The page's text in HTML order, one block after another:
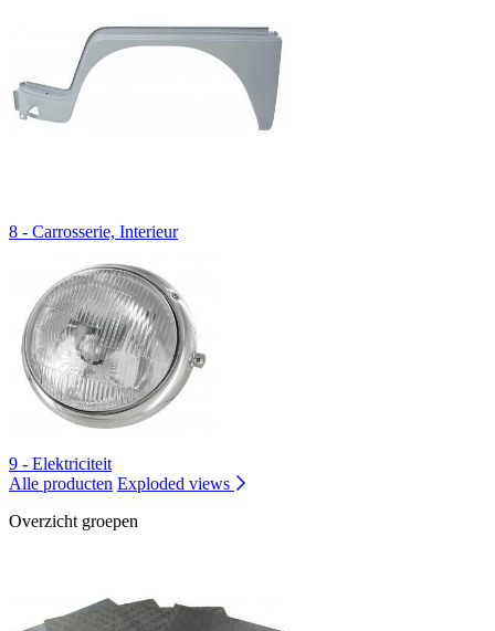
8 - Carrosserie, Interieur
9 - Elektriciteit
Alle producten Exploded views
Overzicht groepen